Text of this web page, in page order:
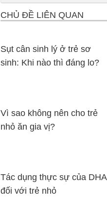
CHỦ ĐỀ LIÊN QUAN
Sụt cân sinh lý ở trẻ sơ
sinh: Khi nào thì đáng lo?
Vì sao không nên cho trẻ
nhỏ ăn gia vị?
Tác dụng thực sự của DHA
đối với trẻ nhỏ